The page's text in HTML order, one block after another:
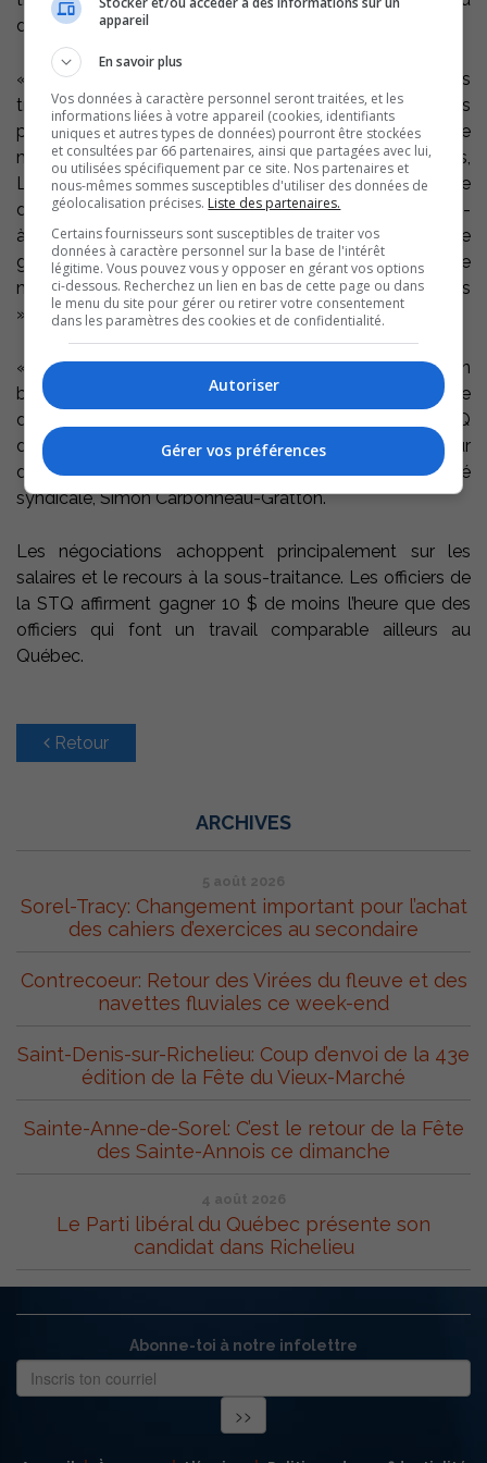
d’augmentation salariale depuis maintenant 3 ans.
« Jeudi dernier, c’était notre première rencontre depuis
trois mois et demi et nous avons perdu notre temps
parce que les négociateurs patronaux n’avaient pas de
mandat, tonne le représentant syndical des Métallos,
Luc Laberge. Le conciliateur n’a eu d’autre choix que
d’annuler la rencontre prévue (lundi), parce que nos vis-
à-vis de la STQ n’avaient pas plus de mandat. Le
gouvernement garde les augmentations salariales de
nos membres en otage et laisse traîner les négociations
», affirme le leader syndical.
« Nous avons toujours un mandat de 8 jours de grève en
banque. Notre patience a des limites et la STQ joue
dangereusement avec. Québec devrait donner à la STQ
des vraies marges de manœuvre financière pour
dénouer l’impasse » insiste le président de l’unité
syndicale, Simon Carbonneau-Gratton.
Les négociations achoppent principalement sur les
salaires et le recours à la sous-traitance. Les officiers de
la STQ affirment gagner 10 $ de moins l’heure que des
officiers qui font un travail comparable ailleurs au
Québec.
Retour
ARCHIVES
5 août 2026
Sorel-Tracy: Changement important pour l’achat
des cahiers d’exercices au secondaire
Contrecoeur: Retour des Virées du fleuve et des
navettes fluviales ce week-end
Saint-Denis-sur-Richelieu: Coup d’envoi de la 43e
édition de la Fête du Vieux-Marché
Sainte-Anne-de-Sorel: C’est le retour de la Fête
des Sainte-Annois ce dimanche
4 août 2026
Le Parti libéral du Québec présente son
candidat dans Richelieu
Abonne-toi à notre infolettre
appareil
En savoir plus
Vos données à caractère personnel seront traitées, et les
informations liées à votre appareil (cookies, identifiants
uniques et autres types de données) pourront être stockées
et consultées par 66 partenaires, ainsi que partagées avec lui,
ou utilisées spécifiquement par ce site. Nos partenaires et
nous-mêmes sommes susceptibles d'utiliser des données de
géolocalisation précises. Liste des partenaires.
Certains fournisseurs sont susceptibles de traiter vos
données à caractère personnel sur la base de l'intérêt
légitime. Vous pouvez vous y opposer en gérant vos options
ci-dessous. Recherchez un lien en bas de cette page ou dans
le menu du site pour gérer ou retirer votre consentement
dans les paramètres des cookies et de confidentialité.
Autoriser
Gérer vos préférences